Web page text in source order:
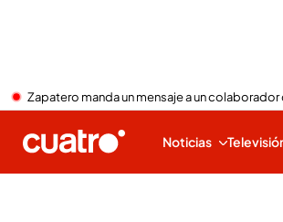
Zapatero manda un mensaje a un colaborador
Noticias